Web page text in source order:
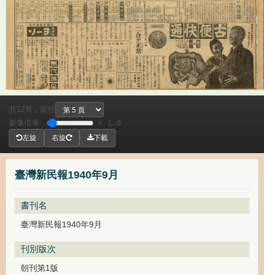
臺灣新民報1940年9月
書刊名
臺灣新民報1940年9月
刊別版次
朝刊第1版
共 12頁，
前往
影像倍率
x 1.0
左旋 右旋 下載